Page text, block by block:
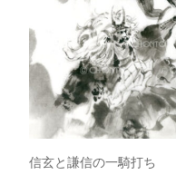
信玄と謙信の一騎打ち